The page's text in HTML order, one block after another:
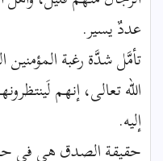
عددٌ يسير.
تأمَّل شدَّة رغبة
الله تعالى، إنهم
إليه.
حقيقة الصدق هي في